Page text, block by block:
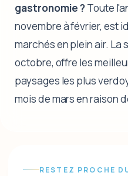
gastronomie ?Toute
novembre à février, est
marchés en plein air. La
octobre, offre les
paysages les plus
mois de mars en raison
RESTEZ PROCHE